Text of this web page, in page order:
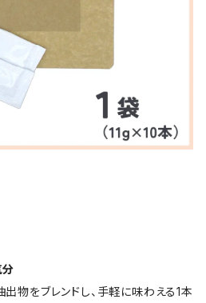
物をブレンドし、手軽に味わえる1本